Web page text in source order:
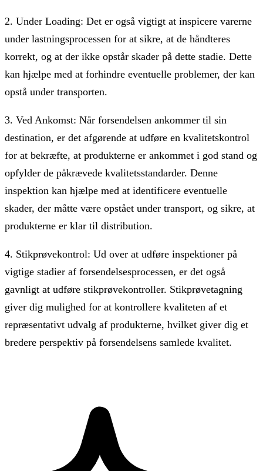
2. Under Loading: Det er også vigtigt at inspicere varerne
under lastningsprocessen for at sikre, at de håndteres
korrekt, og at der ikke opstår skader på dette stadie. Dette
kan hjælpe med at forhindre eventuelle problemer, der kan
opstå under transporten.
3. Ved Ankomst: Når forsendelsen ankommer til sin
destination, er det afgørende at udføre en kvalitetskontrol
for at bekræfte, at produkterne er ankommet i god stand og
opfylder de påkrævede kvalitetsstandarder. Denne
inspektion kan hjælpe med at identificere eventuelle
skader, der måtte være opstået under transport, og sikre, at
produkterne er klar til distribution.
4. Stikprøvekontrol: Ud over at udføre inspektioner på
vigtige stadier af forsendelsesprocessen, er det også
gavnligt at udføre stikprøvekontroller. Stikprøvetagning
giver dig mulighed for at kontrollere kvaliteten af et
repræsentativt udvalg af produkterne, hvilket giver dig et
bredere perspektiv på forsendelsens samlede kvalitet.